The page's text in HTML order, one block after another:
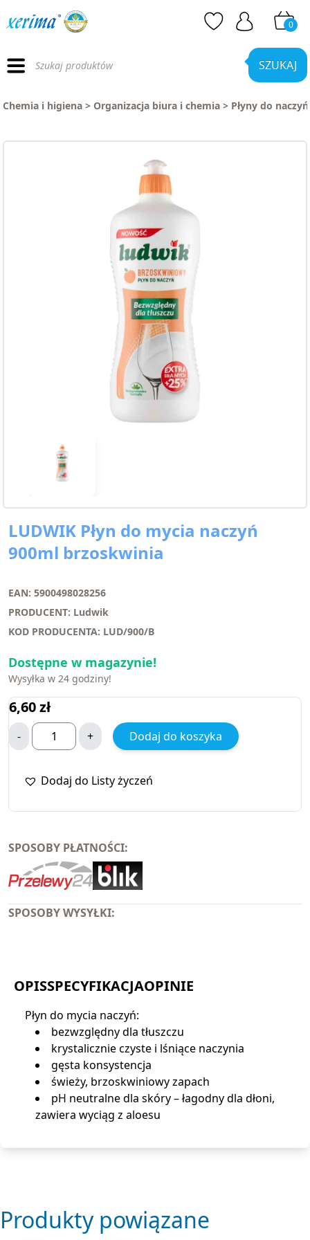
0
produktów SZUKAJ
Chemia i higiena > Organizacja biura i chemia > Płyny do naczyń
LUDWIK Płyn do mycia naczyń
900ml brzoskwinia
EAN: 5900498028256
PRODUCENT: Ludwik
KOD PRODUCENTA: LUD/900/B
Dostępne w magazynie!
Wysyłka w 24 godziny!
6,60zł
- + Dodaj do koszyka
Dodaj do Listy życzeń
SPOSOBY PŁATNOŚCI:
SPOSOBY WYSYŁKI:
OPISSPECYFIKACJAOPINIE
Płyn do mycia naczyń:
bezwzględny dla tłuszczu
krystalicznie czyste i lśniące naczynia
gęsta konsystencja
świeży, brzoskwiniowy zapach
pH neutralne dla skóry – łagodny dla dłoni,
zawiera wyciąg z aloesu
Produkty powiązane